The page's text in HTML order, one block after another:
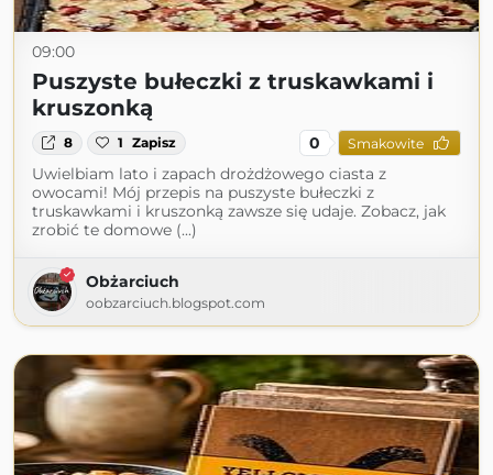
09:00
Puszyste bułeczki z truskawkami i
kruszonką
8 1 Zapisz 0 Smakowite
Uwielbiam lato i zapach drożdżowego ciasta z
owocami! Mój przepis na puszyste bułeczki z
truskawkami i kruszonką zawsze się udaje. Zobacz, jak
zrobić te domowe (...)
Obżarciuch
oobzarciuch.blogspot.com